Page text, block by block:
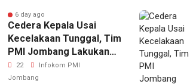
6 day ago
Cedera Kepala Usai
Kecelakaan Tunggal, Tim
PMI Jombang Lakukan
Penanganan Cepat dan
Rujuk Korban ke RSUD
22
Infokom PMI
Jombang